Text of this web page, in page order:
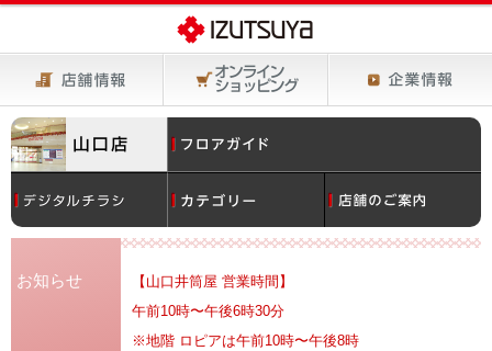
お知らせ
【山口井筒屋 営業時間】
午前10時〜午後6時30分
※地階 ロピアは午前10時〜午後8時